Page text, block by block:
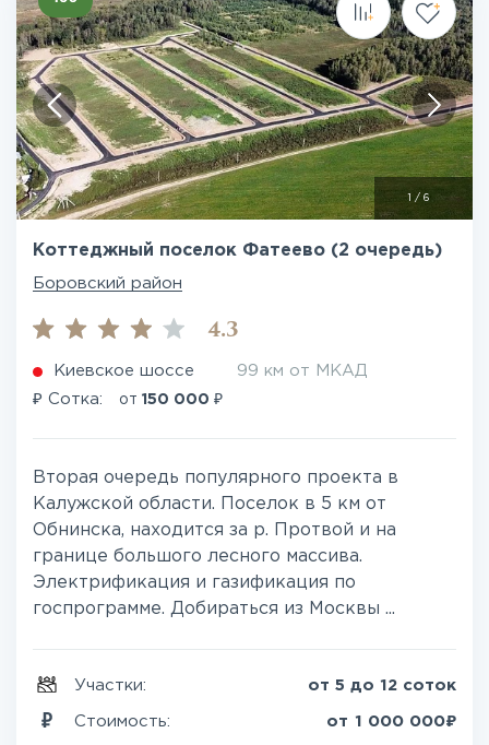
/ 6
Коттеджный поселок Фатеево (2 очередь)
Боровский район
4.3
Киевское шоссе 99 км от МКАД
₽ Сотка: от 150 000 ₽
Вторая очередь популярного проекта в
Калужской области. Поселок в 5 км от
Обнинска, находится за р. Протвой и на
границе большого лесного массива.
Электрификация и газификация по
госпрограмме. Добираться из Москвы ...
Участки: от 5 до 12 соток
Стоимость: от 1 000 000₽